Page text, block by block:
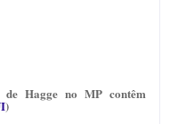
de Hagge no MP contêm
)